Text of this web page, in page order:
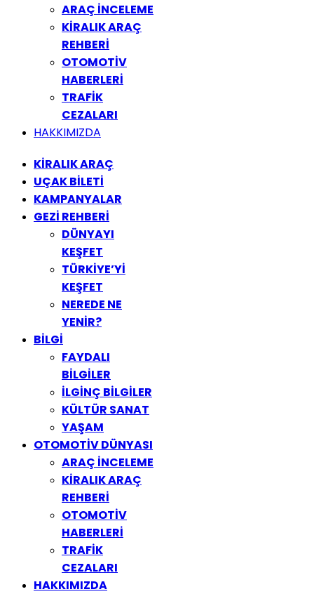
ARAÇ İNCELEME
KİRALIK ARAÇ
REHBERİ
OTOMOTİV
HABERLERİ
TRAFİK
CEZALARI
HAKKIMIZDA
KİRALIK ARAÇ
UÇAK BİLETİ
KAMPANYALAR
GEZİ REHBERİ
DÜNYAYI
KEŞFET
TÜRKİYE’Yİ
KEŞFET
NEREDE NE
YENİR?
BİLGİ
FAYDALI
BİLGİLER
İLGİNÇ BİLGİLER
KÜLTÜR SANAT
YAŞAM
OTOMOTİV DÜNYASI
ARAÇ İNCELEME
KİRALIK ARAÇ
REHBERİ
OTOMOTİV
HABERLERİ
TRAFİK
CEZALARI
HAKKIMIZDA